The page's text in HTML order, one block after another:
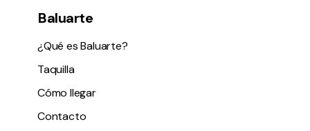
Baluarte
¿Qué es Baluarte?
Taquilla
Cómo llegar
Contacto